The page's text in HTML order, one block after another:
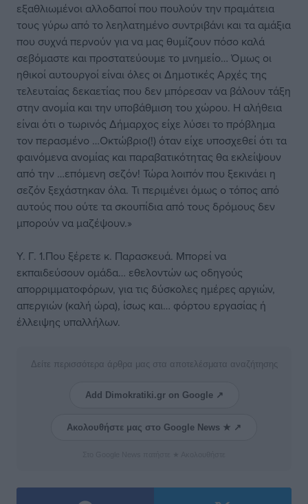
εξαθλιωμένοι αλλοδαποί που πουλούν την πραμάτεια
τους γύρω από το λεηλατημένο συντριβάνι και τα αμάξια
που συχνά περνούν για να μας θυμίζουν πόσο καλά
σεβόμαστε και προστατεύουμε το μνημείο… Όμως οι
ηθικοί αυτουργοί είναι όλες οι Δημοτικές Αρχές της
τελευταίας δεκαετίας που δεν μπόρεσαν να βάλουν τάξη
στην ανομία και την υποβάθμιση του χώρου. Η αλήθεια
είναι ότι ο τωρινός Δήμαρχος είχε λύσει το πρόβλημα
τον περασμένο …Οκτώβριο(!) όταν είχε υποσχεθεί ότι τα
φαινόμενα ανομίας και παραβατικότητας θα εκλείψουν
από την …επόμενη σεζόν! Τώρα λοιπόν που ξεκινάει η
σεζόν ξεχάστηκαν όλα. Τι περιμένει όμως ο τόπος από
αυτούς που ούτε τα σκουπίδια από τους δρόμους δεν
μπορούν να μαζέψουν.»
Υ. Γ. 1.Που ξέρετε κ. Παρασκευά. Μπορεί να
εκπαιδεύσουν ομάδα… εθελοντών ως οδηγούς
απορριμματοφόρων, για τις δύσκολες ημέρες αργιών,
απεργιών (καλή ώρα), ίσως και… φόρτου εργασίας ή
έλλειψης υπαλλήλων.
Δείτε περισσότερα άρθρα μας στα αποτελέσματα αναζήτησης
Add Dimokratiki.gr on Google ↗
Ακολουθήστε μας στο Google News ★ ↗